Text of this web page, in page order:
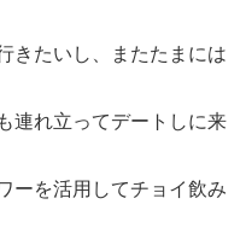
きたいし、またたまには
連れ立ってデートしに来
ーを活用してチョイ飲み